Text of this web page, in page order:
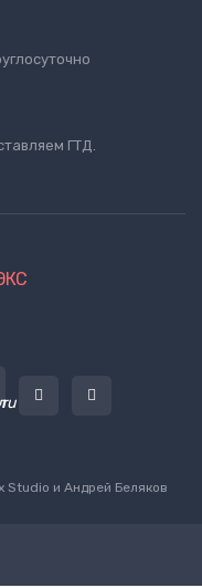
ГТД.
Studio и Андрей Беляков